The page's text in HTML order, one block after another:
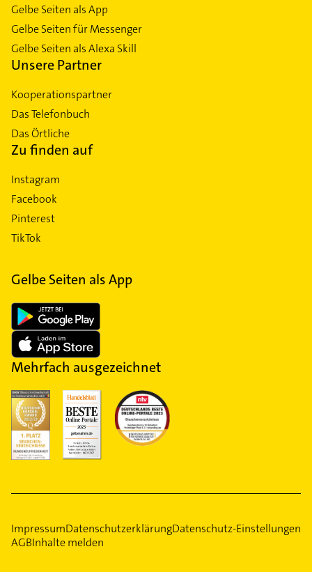
Gelbe Seiten als App
Gelbe Seiten für Messenger
Gelbe Seiten als Alexa Skill
Unsere Partner
Kooperationspartner
Das Telefonbuch
Das Örtliche
Zu finden auf
Instagram
Facebook
Pinterest
TikTok
Gelbe Seiten als App
Mehrfach ausgezeichnet
ImpressumDatenschutzerklärungDatenschutz-Einstellungen
AGBInhalte melden